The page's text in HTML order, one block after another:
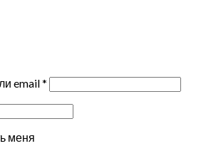
email*
меня